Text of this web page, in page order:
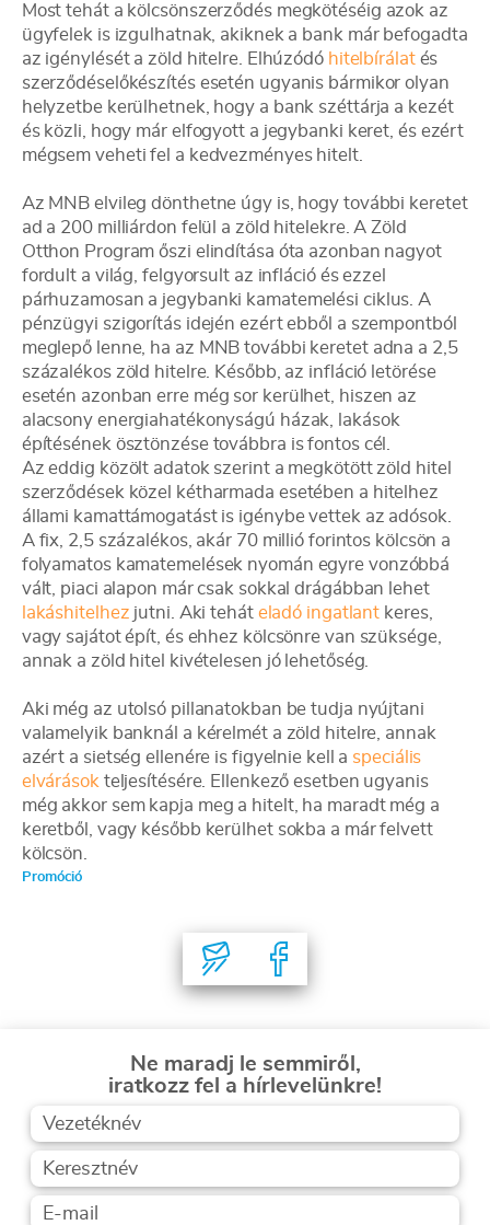
Most tehát a kölcsönszerződés megkötéséig azok az
ügyfelek is izgulhatnak, akiknek a bank már befogadta
az igénylését a zöld hitelre. Elhúzódó hitelbírálatés
szerződéselőkészítés esetén ugyanis bármikor olyan
helyzetbe kerülhetnek, hogy a bank széttárja a kezét
és közli, hogy már elfogyott a jegybanki keret, és ezért
mégsem veheti fel a kedvezményes hitelt.
Az MNB elvileg dönthetne úgy is, hogy további keretet
ad a 200 milliárdon felül a zöld hitelekre. A Zöld
Otthon Program őszi elindítása óta azonban nagyot
fordult a világ, felgyorsult az infláció és ezzel
párhuzamosan a jegybanki kamatemelési ciklus. A
pénzügyi szigorítás idején ezért ebből a szempontból
meglepő lenne, ha az MNB további keretet adna a 2,5
százalékos zöld hitelre. Később, az infláció letörése
esetén azonban erre még sor kerülhet, hiszen az
alacsony energiahatékonyságú házak, lakások
építésének ösztönzése továbbra is fontos cél.
Az eddig közölt adatok szerint a megkötött zöld hitel
szerződések közel kétharmada esetében a hitelhez
állami kamattámogatást is igénybe vettek az adósok.
A fix, 2,5 százalékos, akár 70 millió forintos kölcsön a
folyamatos kamatemelések nyomán egyre vonzóbbá
vált, piaci alapon már csak sokkal drágábban lehet
lakáshitelhez jutni. Aki tehát eladó ingatlant keres,
vagy sajátot épít, és ehhez kölcsönre van szüksége,
annak a zöld hitel kivételesen jó lehetőség.
Aki még az utolsó pillanatokban be tudja nyújtani
valamelyik banknál a kérelmét a zöld hitelre, annak
azért a sietség ellenére is figyelnie kell a speciális
elvárások teljesítésére. Ellenkező esetben ugyanis
még akkor sem kapja meg a hitelt, ha maradt még a
keretből, vagy később kerülhet sokba a már felvett
kölcsön.
Promóció
Ne maradj le semmiről,
iratkozz fel a hírlevelünkre!